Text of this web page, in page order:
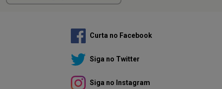
Curta no Facebook
Siga no Twitter
Siga no Instagram